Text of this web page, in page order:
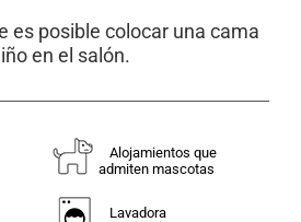
es posible colocar una cama
en el salón.
Alojamientos que
admiten mascotas
Lavadora